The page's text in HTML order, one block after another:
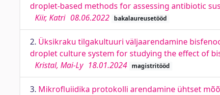
droplet-based methods for assessing antibiotic
Kiir, Katri 08.06.2022 bakalaureusetööd
2. Üksikraku tilgakultuuri väljaarendamine
droplet culture system for studying the effect of
Kristal, Mai-Ly 18.01.2024 magistritööd
3. Mikrofluiidika protokolli arendamine ühtset